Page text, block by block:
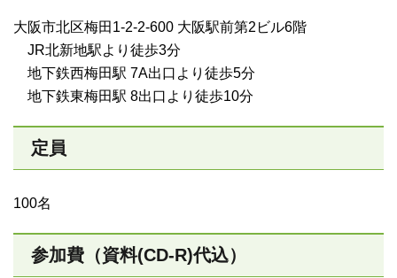
大阪市北区梅田1-2-2-600 大阪駅前第2ビル6階
JR北新地駅より徒歩3分
地下鉄西梅田駅 7A出口より徒歩5分
地下鉄東梅田駅 8出口より徒歩10分
定員
100名
参加費（資料(CD-R)代込）